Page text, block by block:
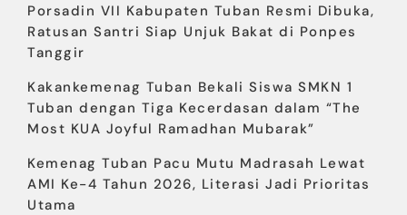
Porsadin VII Kabupaten Tuban Resmi Dibuka,
Ratusan Santri Siap Unjuk Bakat di Ponpes
Tanggir
Kakankemenag Tuban Bekali Siswa SMKN 1
Tuban dengan Tiga Kecerdasan dalam “The
Most KUA Joyful Ramadhan Mubarak”
Kemenag Tuban Pacu Mutu Madrasah Lewat
AMI Ke-4 Tahun 2026, Literasi Jadi Prioritas
Utama